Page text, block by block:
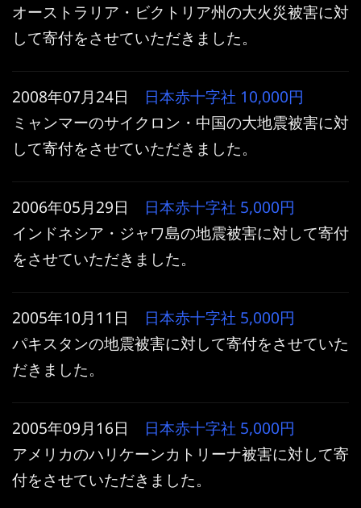
オーストラリア・ビクトリア州の大火災被害に対
して寄付をさせていただきました。
2008年07月24日 日本赤十字社 10,000円
ミャンマーのサイクロン・中国の大地震被害に対
して寄付をさせていただきました。
2006年05月29日 日本赤十字社 5,000円
インドネシア・ジャワ島の地震被害に対して寄付
をさせていただきました。
2005年10月11日 日本赤十字社 5,000円
パキスタンの地震被害に対して寄付をさせていた
だきました。
2005年09月16日 日本赤十字社 5,000円
アメリカのハリケーンカトリーナ被害に対して寄
付をさせていただきました。